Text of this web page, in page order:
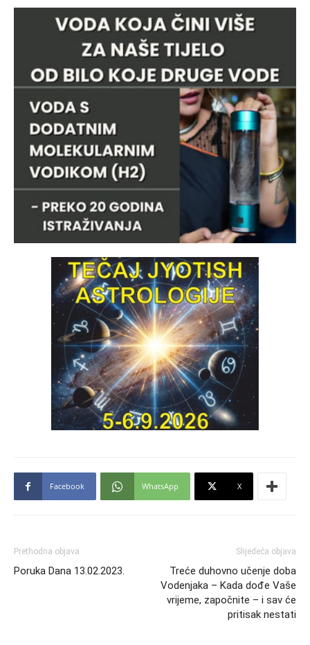
Facebook WhatsApp X
Prethodna objava
Poruka Dana 13.02.2023.
Slijedeća objava
Treće duhovno učenje doba
Vodenjaka – Kada dođe Vaše
vrijeme, započnite – i sav će
pritisak nestati